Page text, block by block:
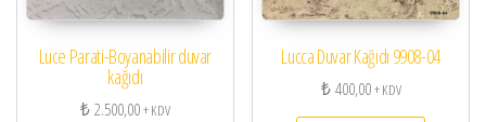
Luce Parati-Boyanabilir duvar
kağıdı
₺2.500,00+ KDV
Lucca Duvar Kağıdı 9908-04
₺400,00+ KDV